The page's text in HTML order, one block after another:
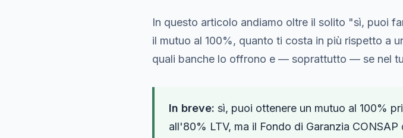
In questo articolo andiamo oltre il solito "sì, puoi
il mutuo al 100%, quanto ti costa in più rispetto a
quali banche lo offrono e — soprattutto — se nel
In breve: sì, puoi ottenere un mutuo al 100%
all'80% LTV, ma il Fondo di Garanzia